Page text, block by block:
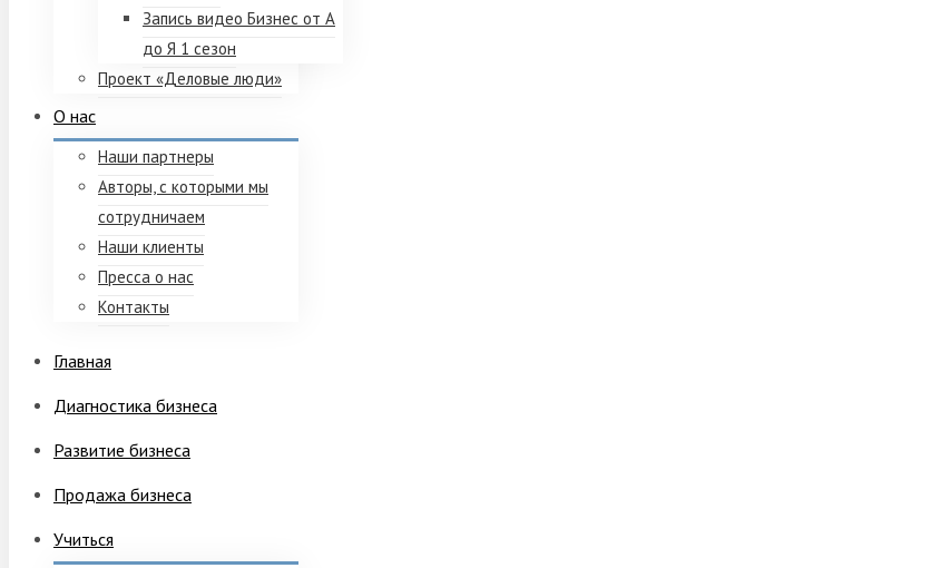
Запись видео Бизнес от А
до Я 1 сезон
Проект «Деловые люди»
О нас
Наши партнеры
Авторы, с которыми мы
сотрудничаем
Наши клиенты
Пресса о нас
Контакты
Главная
Диагностика бизнеса
Развитие бизнеса
Продажа бизнеса
Учиться